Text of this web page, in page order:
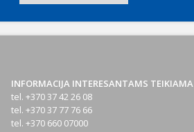
INFORMACIJA INTERESANTAMS TEIKIAMA
tel. +370 37 42 26 08
tel. +370 37 77 76 66
tel. +370 660 07000